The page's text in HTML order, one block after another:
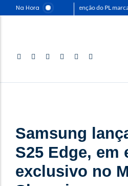
Na Hora Convenção do PL
Agenda Corporativa
Política & Sociedade
Samsung
S25 Edge, em
exclusivo no